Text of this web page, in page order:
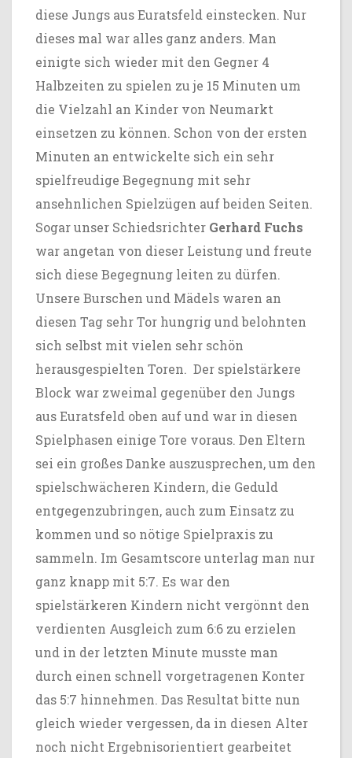
diese Jungs aus Euratsfeld einstecken. Nur
dieses mal war alles ganz anders. Man
einigte sich wieder mit den Gegner 4
Halbzeiten zu spielen zu je 15 Minuten um
die Vielzahl an Kinder von Neumarkt
einsetzen zu können. Schon von der ersten
Minuten an entwickelte sich ein sehr
spielfreudige Begegnung mit sehr
ansehnlichen Spielzügen auf beiden Seiten.
Sogar unser Schiedsrichter Gerhard Fuchs
war angetan von dieser Leistung und freute
sich diese Begegnung leiten zu dürfen.
Unsere Burschen und Mädels waren an
diesen Tag sehr Tor hungrig und belohnten
sich selbst mit vielen sehr schön
herausgespielten Toren. Der spielstärkere
Block war zweimal gegenüber den Jungs
aus Euratsfeld oben auf und war in diesen
Spielphasen einige Tore voraus. Den Eltern
sei ein großes Danke auszusprechen, um den
spielschwächeren Kindern, die Geduld
entgegenzubringen, auch zum Einsatz zu
kommen und so nötige Spielpraxis zu
sammeln. Im Gesamtscore unterlag man nur
ganz knapp mit 5:7. Es war den
spielstärkeren Kindern nicht vergönnt den
verdienten Ausgleich zum 6:6 zu erzielen
und in der letzten Minute musste man
durch einen schnell vorgetragenen Konter
das 5:7 hinnehmen. Das Resultat bitte nun
gleich wieder vergessen, da in diesen Alter
noch nicht Ergebnisorientiert gearbeitet